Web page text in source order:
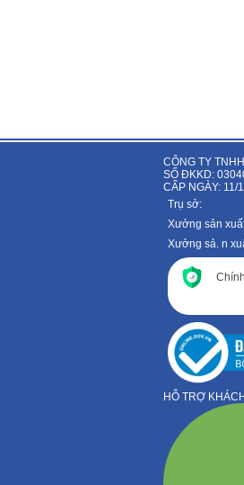
CÔNG TY
SỐ ĐKKD:
CẤP NGÀY: 11/
Trụ sở:
Xưởng sản
Xưởng sả. n
HỖ TRỢ